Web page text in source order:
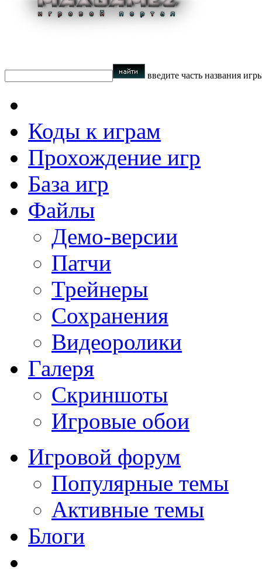
введите часть названия
Коды к играм
Прохождение игр
База игр
Файлы
Демо-версии
Патчи
Трейнеры
Сохранения
Видеоролики
Галеря
Скриншоты
Игровые обои
Игровой форум
Популярные темы
Активные темы
Блоги